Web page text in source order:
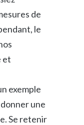
de
le
et
exemple
une
Se retenir